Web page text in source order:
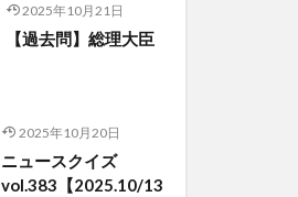
2025年10月21日
【過去問】総理大臣
2025年10月20日
ニュースクイズ
vol.383【2025.10/13